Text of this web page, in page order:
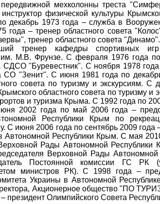
мехколонны треста
физической культуры
декабрь 1973 года – служба в
– тренер областного совета
тренер областного совета
тренер кафедры спортивных игр
им. М.В. Фрунзе. С февраля 1976 года
СДСО "Буревестник". С ноября 1978
СО "Зенит". С июня 1981 года по
совета по туризму и экскурсиям. С
областного совета по туризму и
и туризма Крыма. С 1992 года по
2002 года по май 2006 года –
Республики Крым по
С июня 2006 года по сентябрь 2009 года
Автономной Республики Крым. С мая
Рады Автономной Республики
Верховной Рады
Постоянной комиссии ГС РК
министров РК). С 1998 года –
Украины в Автономной
Акционерное общество "ПО
Олимпийского Совета